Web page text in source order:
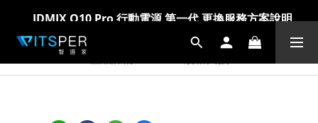
IDMIX Q10 Pro 行動電源 第一代 更換服務方案說明
爸氣科技禮物節!精選科技好物5折起 >> 馬上選購
IDMIX Q10 Pro 行動電源 第一代 更換服務方案說明
爸氣科技禮物節!精選科技好物5折起 >> 馬上選購